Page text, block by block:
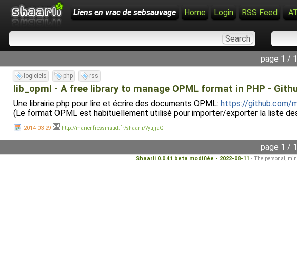
Liens en vrac de sebsauvage Home Login RSS Feed
page 1 / 1
logiciels php rss
lib_opml - A free library to manage OPML format in PHP -
Une librairie php pour lire et écrire des documents OPML: https://github.com/
(Le format OPML est habituellement utilisé pour importer/exporter la liste
2014-03-29 http://marienfressinaud.fr/shaarli/?yujjaQ
page 1 / 1
Shaarli 0.0.41 beta modifiée - 2022-08-11 - The personal,